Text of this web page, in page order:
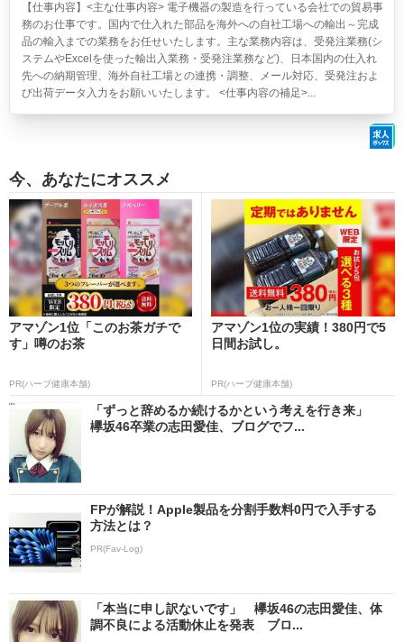
【仕事内容】<主な仕事内容> 電子機器の製造を行っている会社での貿易事
務のお仕事です。国内で仕入れた部品を海外への自社工場への輸出～完成
品の輸入までの業務をお任せいたします。主な業務内容は、受発注業務(シ
ステムやExcelを使った輸出入業務・受発注業務など)、日本国内の仕入れ
先への納期管理、海外自社工場との連携・調整、メール対応、受発注およ
び出荷データ入力をお願いいたします。 <仕事内容の補足>...
今、あなたにオススメ
アマゾン1位「このお茶ガチで
す」噂のお茶
PR(ハーブ健康本舗)
アマゾン1位の実績！380円で5
日間お試し。
PR(ハーブ健康本舗)
「ずっと辞めるか続けるかという考えを行き来」
欅坂46卒業の志田愛佳、ブログでフ...
FPが解説！Apple製品を分割手数料0円で入手する
方法とは？
PR(Fav-Log)
「本当に申し訳ないです」 欅坂46の志田愛佳、体
調不良による活動休止を発表 ブロ...